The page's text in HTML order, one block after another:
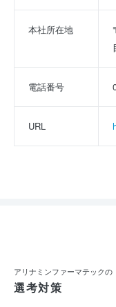
本社所在地
電話番号
URL
アリナミンファーマテックの
選考対策